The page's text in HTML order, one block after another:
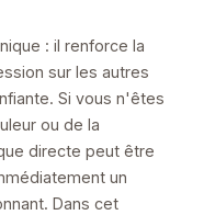
: il renforce la
sur les autres
Si vous n'êtes
ou de la
directe peut être
un
Dans cet